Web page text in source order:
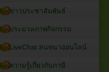
ข่าวประชาสัมพันธ์
ประมวลภาพกิจกรรม
LiveChat สนทนาออนไลน์
ความรู้เกี่ยวกับภาษี